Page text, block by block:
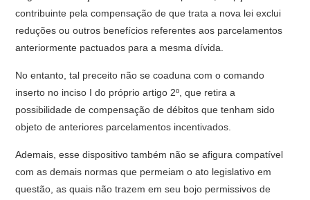
contribuinte pela compensação de que trata a nova lei exclui
reduções ou outros benefícios referentes aos parcelamentos
anteriormente pactuados para a mesma dívida.
No entanto, tal preceito não se coaduna com o comando
inserto no inciso I do próprio artigo 2º, que retira a
possibilidade de compensação de débitos que tenham sido
objeto de anteriores parcelamentos incentivados.
Ademais, esse dispositivo também não se afigura compatível
com as demais normas que permeiam o ato legislativo em
questão, as quais não trazem em seu bojo permissivos de